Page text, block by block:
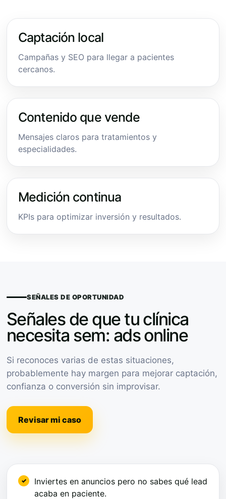
Captación local
Campañas y SEO para llegar a pacientes
cercanos.
Contenido que vende
Mensajes claros para tratamientos y
especialidades.
Medición continua
KPIs para optimizar inversión y resultados.
SEÑALES DE OPORTUNIDAD
Señales de que tu clínica
necesita sem: ads online
Si reconoces varias de estas situaciones,
probablemente hay margen para mejorar captación,
confianza o conversión sin improvisar.
Revisar mi caso
Inviertes en anuncios pero no sabes qué lead
acaba en paciente.